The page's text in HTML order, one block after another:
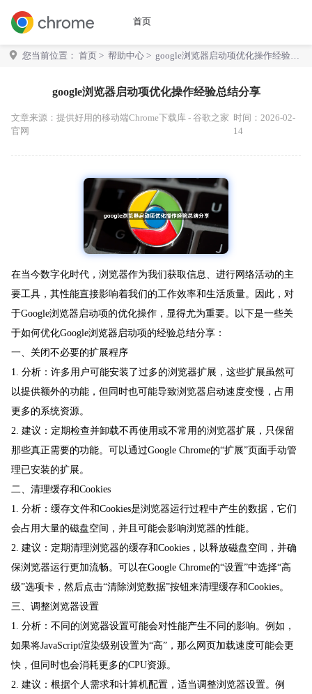
首页
您当前位置： 首页 > 帮助中心 > google浏览器启动项优化操作经验总
google浏览器启动项优化操作经验总结分享
文章来源： 提供好用的移动端Chrome下载库 - 谷歌之家
官网
时间：2026-02-
14
在当今数字化时代，浏览器作为我们获取信息、进行网络活动的主
要工具，其性能直接影响着我们的工作效率和生活质量。因此，对
于Google浏览器启动项的优化操作，显得尤为重要。以下是一些关
于如何优化Google浏览器启动项的经验总结分享：
一、关闭不必要的扩展程序
1. 分析：许多用户可能安装了过多的浏览器扩展，这些扩展虽然可
以提供额外的功能，但同时也可能导致浏览器启动速度变慢，占用
更多的系统资源。
2. 建议：定期检查并卸载不再使用或不常用的浏览器扩展，只保留
那些真正需要的功能。可以通过Google Chrome的“扩展”页面手动管
理已安装的扩展。
二、清理缓存和Cookies
1. 分析：缓存文件和Cookies是浏览器运行过程中产生的数据，它们
会占用大量的磁盘空间，并且可能会影响浏览器的性能。
2. 建议：定期清理浏览器的缓存和Cookies，以释放磁盘空间，并确
保浏览器运行更加流畅。可以在Google Chrome的“设置”中选择“高
级”选项卡，然后点击“清除浏览数据”按钮来清理缓存和Cookies。
三、调整浏览器设置
1. 分析：不同的浏览器设置可能会对性能产生不同的影响。例如，
如果将JavaScript渲染级别设置为“高”，那么网页加载速度可能会更
快，但同时也会消耗更多的CPU资源。
2. 建议：根据个人需求和计算机配置，适当调整浏览器设置。例